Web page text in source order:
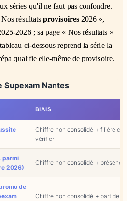
séries qu'il ne faut pas confondre.
Nos résultatsprovisoires2026 »,
2026 ; sa page « Nos résultats »
ci-dessous reprend la série la
qualifie elle-même de provisoire.
Supexam Nantes
BIAIS
Chiffre non consolidé + filière
vérifier
parmi
2026)
Chiffre non consolidé +
de
Chiffre non consolidé + part de